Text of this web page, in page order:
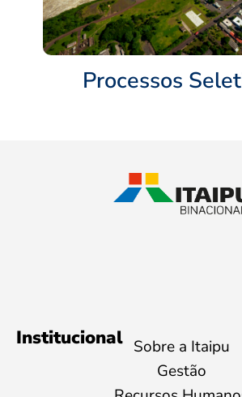
Processos
Institucional Sobre a Itaipu
Gestão